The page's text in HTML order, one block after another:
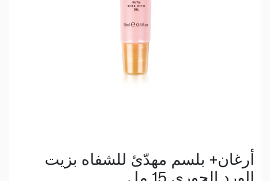
أرغان+ بلسم مهدّئ للشفاه بزيت
الورد الجوري 15 مل